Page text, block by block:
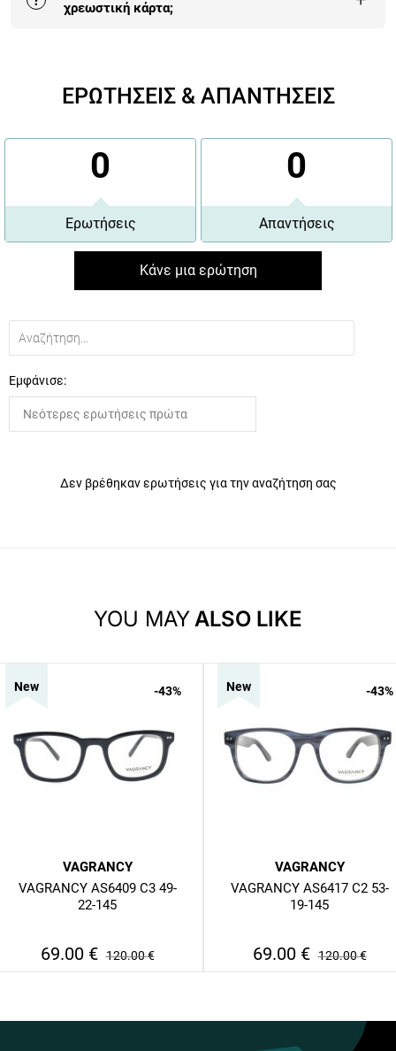
χρεωστική κάρτα;
εγγυημένη και έχει τα περισσότερα οφέλη.
ΕΡΩΤΗΣΕΙΣ & ΑΠΑΝΤΗΣΕΙΣ
0
Ερωτήσεις
0
Απαντήσεις
Κάνε μια ερώτηση
Εμφάνισε:
Δεν βρέθηκαν ερωτήσεις για την αναζήτηση σας
YOU MAYALSO LIKE
VAGRANCY
VAGRANCY AS6409 C3 49-
22-145
69.00 € 120.00€
New -43%
VAGRANCY
VAGRANCY AS6417 C2 53-
19-145
69.00 € 120.00€
New -43%